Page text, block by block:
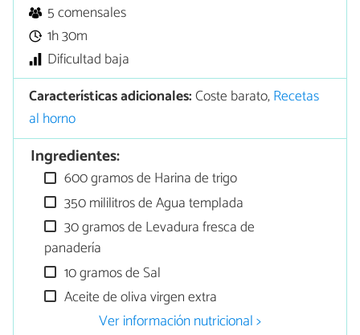
5 comensales
1h 30m
Dificultad baja
Características adicionales:Coste barato,Recetas
al horno
Ingredientes:
600 gramos de Harina de trigo
350 mililitros de Agua templada
30 gramos de Levadura fresca de
panadería
10 gramos de Sal
Aceite de oliva virgen extra
Ver información nutricional >